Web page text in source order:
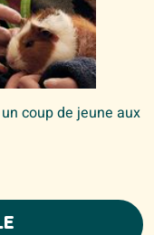
coup de jeune aux